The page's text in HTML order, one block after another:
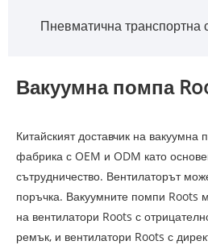
Пневматична транспортна
Вакуумна помпа
Китайският доставчик на
фабрика с OEM и ODM като
сътрудничество. Вентилаторът
поръчка. Вакуумните помпи Roots
на вентилатори Roots с
ремък, и вентилатори Roots с